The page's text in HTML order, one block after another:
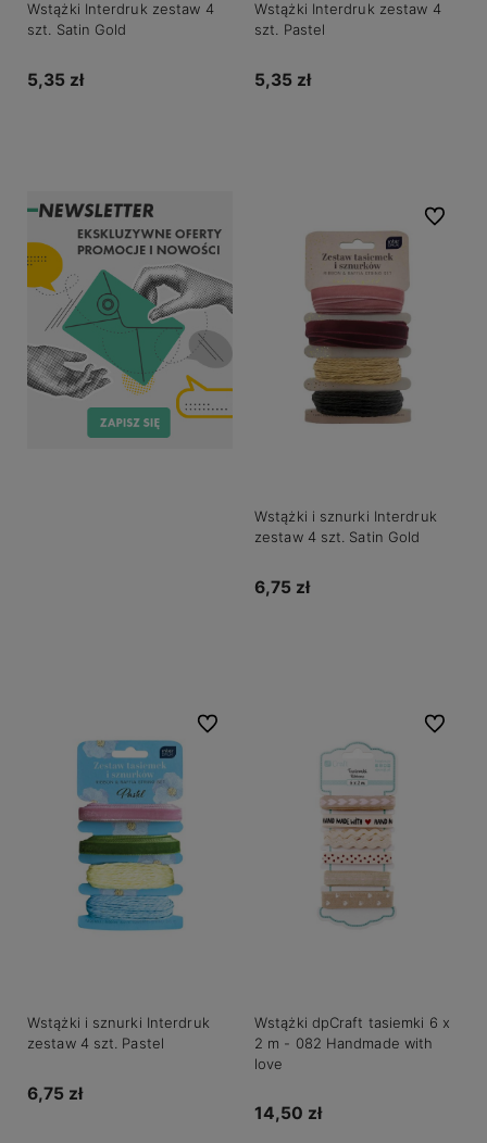
Wstążki Interdruk zestaw 4
szt. Satin Gold
5,35 zł
Wstążki Interdruk zestaw 4
szt. Pastel
5,35 zł
Wstążki i sznurki Interdruk
zestaw 4 szt. Satin Gold
6,75 zł
Do
Wstążki i sznurki Interdruk
zestaw 4 szt. Pastel
6,75 zł
Do ulubionych
Wstążki dpCraft tasiemki 6 x
2 m - 082 Handmade with
love
14,50 zł
Do